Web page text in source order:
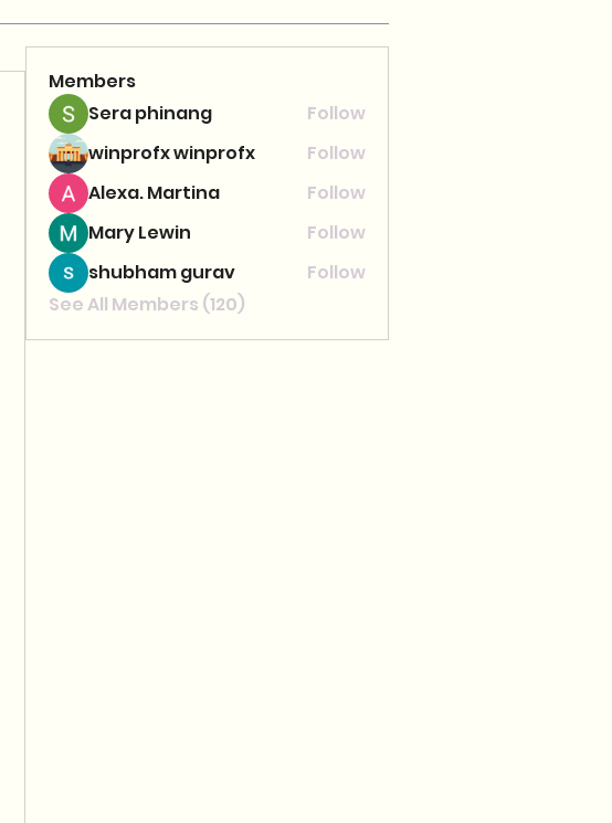
Members
Sera phinang
Follow
winprofx winprofx
Follow
Alexa. Martina
Follow
Mary Lewin
Follow
shubham gurav
Follow
See All Members (120)